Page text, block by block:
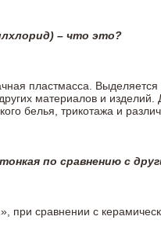
– что это?
пластмасса.
материалов и
белья, трикотажа и
по сравнению с
при сравнении с